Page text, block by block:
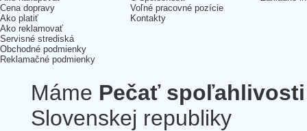
Cena dopravy
Ako platiť
Ako reklamovať
Servisné strediská
Obchodné podmienky
Reklamačné podmienky
Voľné pracovné pozície
Kontakty
Máme Pečať spoľahlivosti
Slovenskej republiky